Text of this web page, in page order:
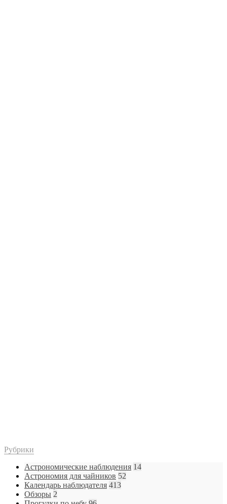
Рубрики
Астрономические наблюдения 14
Астрономия для чайников 52
Календарь наблюдателя 413
Обзоры 2